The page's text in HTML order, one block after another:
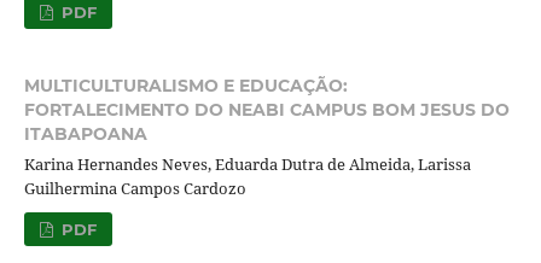
PDF
MULTICULTURALISMO E EDUCAÇÃO:
FORTALECIMENTO DO NEABI CAMPUS BOM JESUS DO
ITABAPOANA
Karina Hernandes Neves, Eduarda Dutra de Almeida, Larissa
Guilhermina Campos Cardozo
PDF